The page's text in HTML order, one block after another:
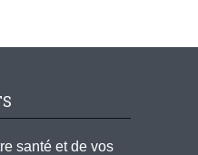
santé et de vos